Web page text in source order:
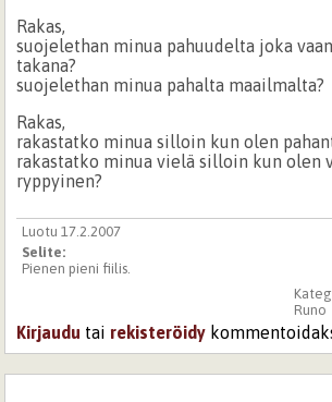
Rakas,
suojelethan minua pahuudelta joka
takana?
suojelethan minua pahalta maailmalta?
Rakas,
rakastatko minua silloin kun olen
rakastatko minua vielä silloin kun olen
ryppyinen?
Luotu 17.2.2007
Selite:
Pienen pieni fiilis.
Runo
Kirjaudu tai rekisteröidy